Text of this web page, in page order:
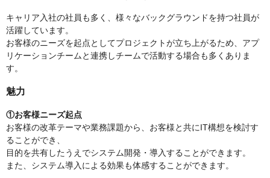
キャリア入社の社員も多く、様々なバックグラウンドを持つ社員が
活躍しています。
お客様のニーズを起点としてプロジェクトが立ち上がるため、アプ
リケーションチームと連携しチームで活動する場合も多くありま
す。
魅力
①お客様ニーズ起点
お客様の改革テーマや業務課題から、お客様と共にIT構想を検討す
ることができ、
目的を共有したうえでシステム開発・導入することができます。
また、システム導入による効果も体感することができます。